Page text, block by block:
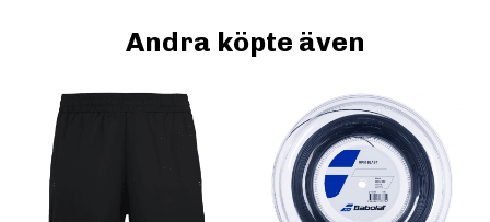
Andra köpte även